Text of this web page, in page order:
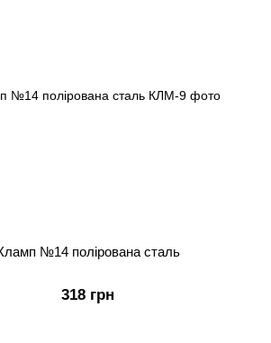
№14 полірована сталь
318 грн